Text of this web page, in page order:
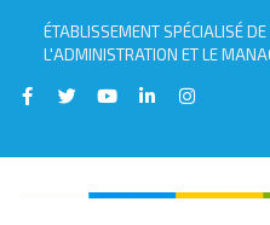
ÉTABLISSEMENT SPÉCIALISÉ
L'ADMINISTRATION ET LE